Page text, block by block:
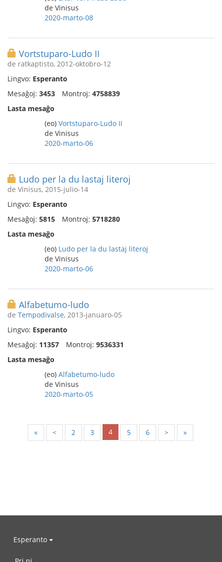
de Vinisus
2020-marto-08
Vortstuparo-Ludo II
de ratkaptisto, 2012-oktobro-12
Lingvo: Esperanto
Mesaĝoj: 3453 Montroj: 4758839
Lasta mesaĝo
(eo) Vortstuparo-Ludo II
de Vinisus
2020-marto-06
Ludo per la du lastaj literoj
de Vinisus, 2015-julio-14
Lingvo: Esperanto
Mesaĝoj: 5815 Montroj: 5718280
Lasta mesaĝo
(eo) Ludo per la du lastaj literoj
de Vinisus
2020-marto-06
Alfabetumo-ludo
de Tempodivalse, 2013-januaro-05
Lingvo: Esperanto
Mesaĝoj: 11357 Montroj: 9536331
Lasta mesaĝo
(eo) Alfabetumo-ludo
de Vinisus
2020-marto-05
« < 2 3 4 5 6 > »
Esperanto